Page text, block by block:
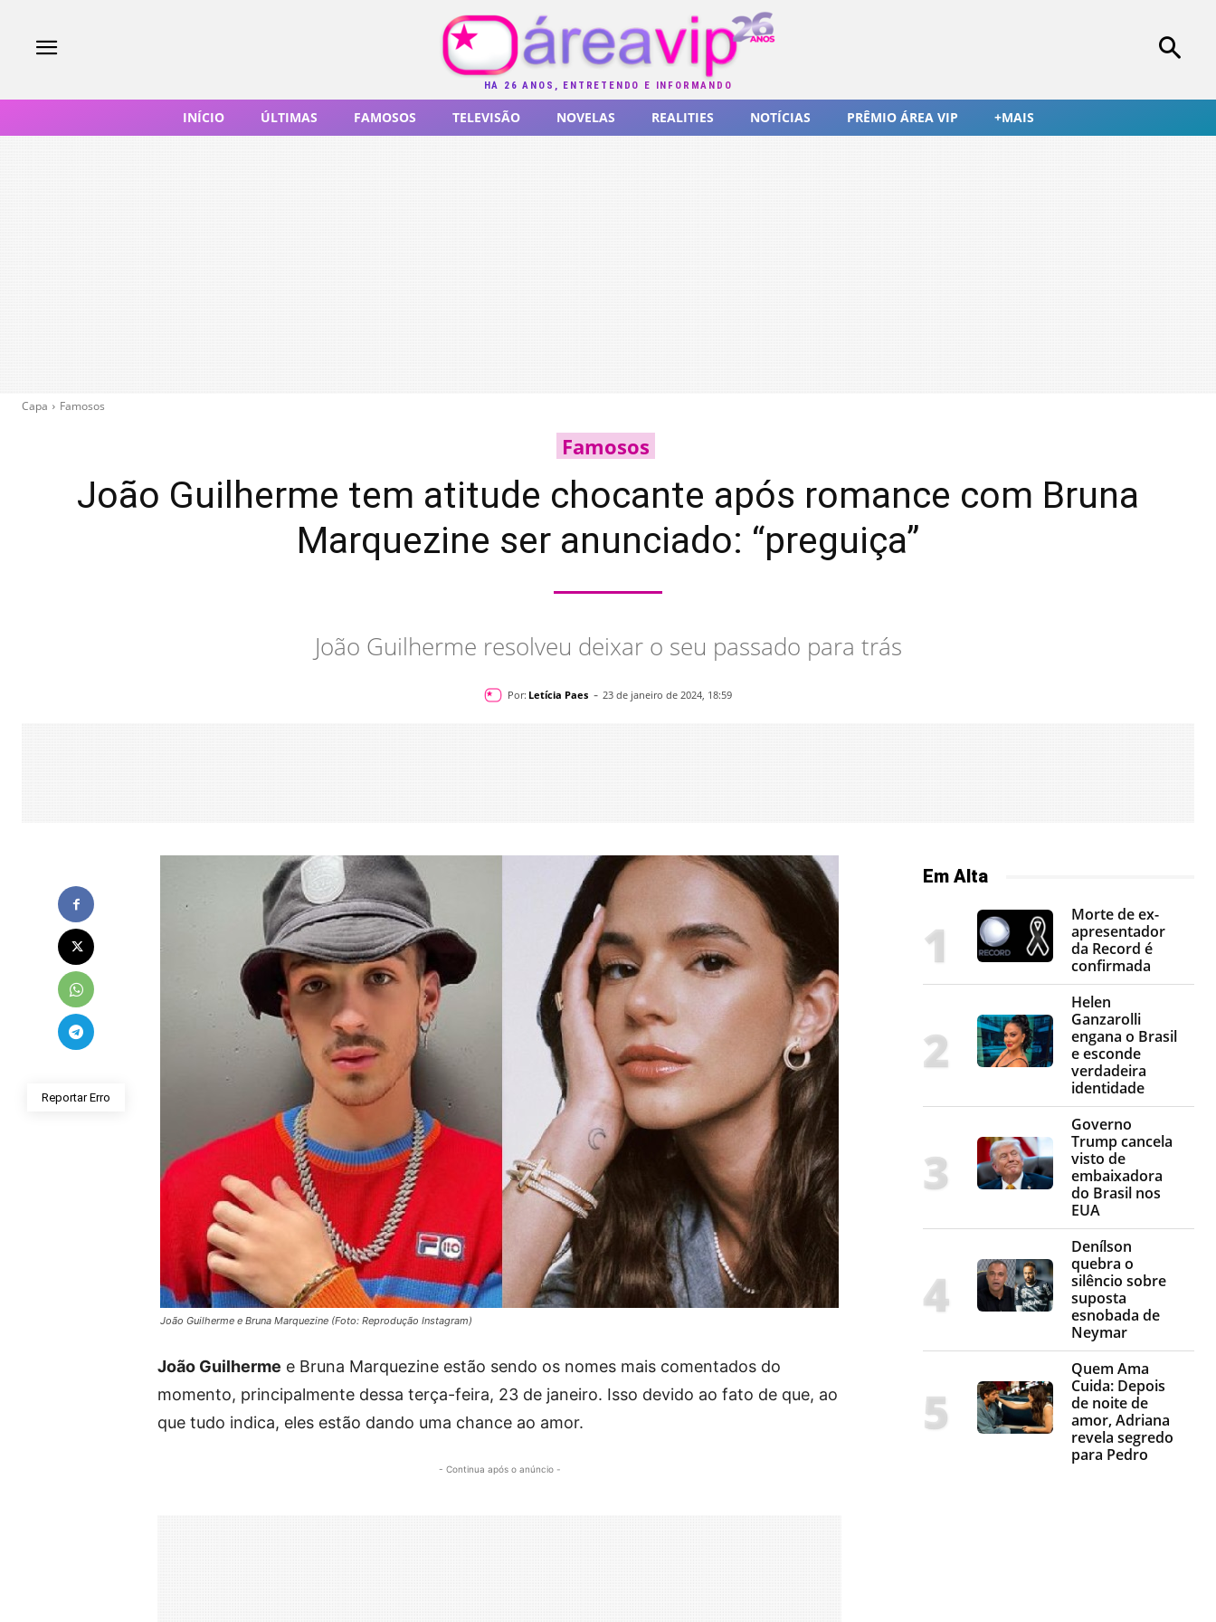
HÁ 26 ANOS, ENTRETENDO E INFORMANDO
INÍCIO ÚLTIMAS FAMOSOS TELEVISÃO NOVELAS REALITIES NOTÍCIAS PRÊMIO ÁREA VIP +MAIS
Capa Famosos
Famosos
João Guilherme tem atitude chocante após romance com Bruna
Marquezine ser anunciado: “preguiça”
João Guilherme resolveu deixar o seu passado para trás
Por: Letícia Paes - 23 de janeiro de 2024, 18:59
Reportar Erro
João Guilherme e Bruna Marquezine (Foto: Reprodução Instagram)
João Guilherme e Bruna Marquezine estão sendo os nomes mais comentados do
momento, principalmente dessa terça-feira, 23 de janeiro. Isso devido ao fato de que, ao
que tudo indica, eles estão dando uma chance ao amor.
- Continua após o anúncio -
Em Alta
Morte de ex-
apresentador
da Record é
confirmada
Helen
Ganzarolli
engana o Brasil
e esconde
verdadeira
identidade
Governo
Trump cancela
visto de
embaixadora
do Brasil nos
EUA
Denílson
quebra o
silêncio sobre
suposta
esnobada de
Neymar
Quem Ama
Cuida: Depois
de noite de
amor, Adriana
revela segredo
para Pedro